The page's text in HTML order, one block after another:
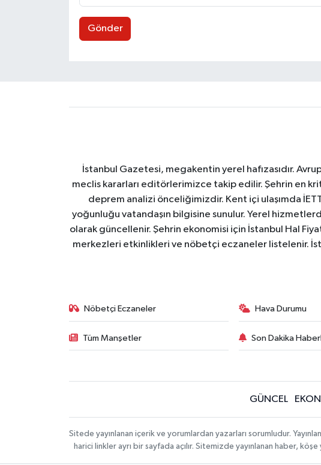
Gönder
İstanbul Gazetesi, megakentin yerel hafızasıdır.
meclis kararları editörlerimizce takip edilir. Şehrin en
deprem analizi önceliğimizdir. Kent içi ulaşımda
yoğunluğu vatandaşın bilgisine sunulur. Yerel
olarak güncellenir. Şehrin ekonomisi için İstanbul Hal
merkezleri etkinlikleri ve nöbetçi eczaneler listelenir.
Nöbetçi Eczaneler Hava Durumu
Tüm Manşetler Son Dakika
GÜNCEL
Sitede yayınlanan içerik ve yorumlardan yazarları sorumludur.
harici linkler ayrı bir sayfada açılır. Sitemizde yayınlanan haber,